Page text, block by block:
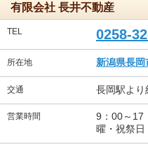
有限会社 長井不動産
TEL 0258-
所在地 新潟県長
交通 長岡駅より
営業時間
9：00～17
曜・祝祭日